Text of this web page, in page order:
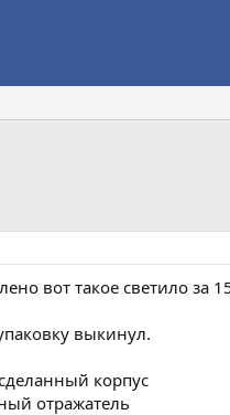
вот такое светило за
выкинул.
корпус
отражатель